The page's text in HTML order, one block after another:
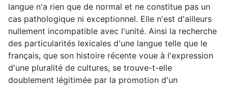
langue n'a rien que de normal et ne constitue pas un
cas pathologique ni exceptionnel. Elle n'est d'ailleurs
nullement incompatible avec l'unité. Ainsi la recherche
des particularités lexicales d'une langue telle que le
français, que son histoire récente voue à l'expression
d'une pluralité de cultures, se trouve-t-elle
doublement légitimée par la promotion d'un